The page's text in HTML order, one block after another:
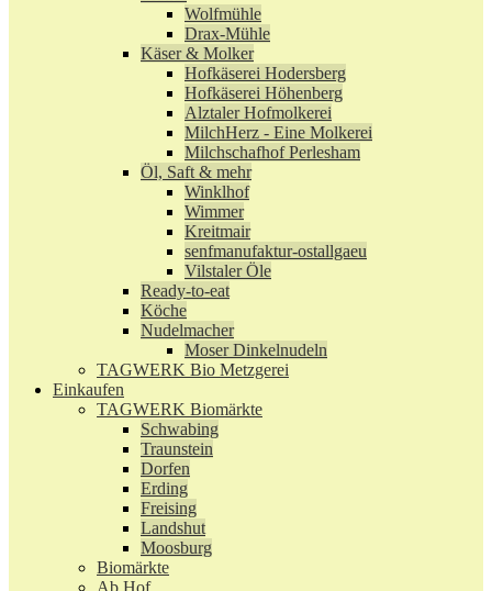
Wolfmühle
Drax-Mühle
Käser & Molker
Hofkäserei Hodersberg
Hofkäserei Höhenberg
Alztaler Hofmolkerei
MilchHerz - Eine Molkerei
Milchschafhof Perlesham
Öl, Saft & mehr
Winklhof
Wimmer
Kreitmair
senfmanufaktur-ostallgaeu
Vilstaler Öle
Ready-to-eat
Köche
Nudelmacher
Moser Dinkelnudeln
TAGWERK Bio Metzgerei
Einkaufen
TAGWERK Biomärkte
Schwabing
Traunstein
Dorfen
Erding
Freising
Landshut
Moosburg
Biomärkte
Ab Hof